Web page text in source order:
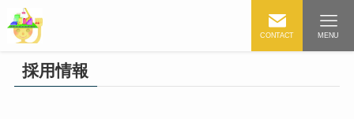
CONTACT MENU
採用情報